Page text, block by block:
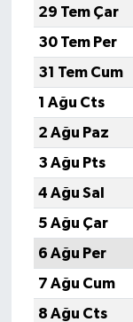
29 Tem Çar
30 Tem Per
31 Tem Cum
1 Ağu Cts
2 Ağu Paz
3 Ağu Pts
4 Ağu Sal
5 Ağu Çar
6 Ağu Per
7 Ağu Cum
8 Ağu Cts